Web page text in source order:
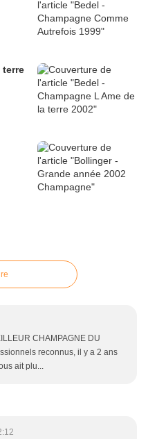
terre
CHAMPAGNE DU
reconnus, il y a 2 ans
ait plu...